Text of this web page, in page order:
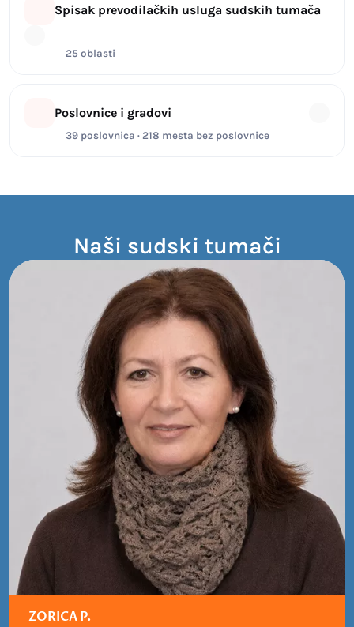
Spisak prevodilačkih usluga sudskih tumača
25 oblasti
Poslovnice i gradovi
39 poslovnica · 218 mesta bez poslovnice
Naši sudski tumači
ZORICA P.